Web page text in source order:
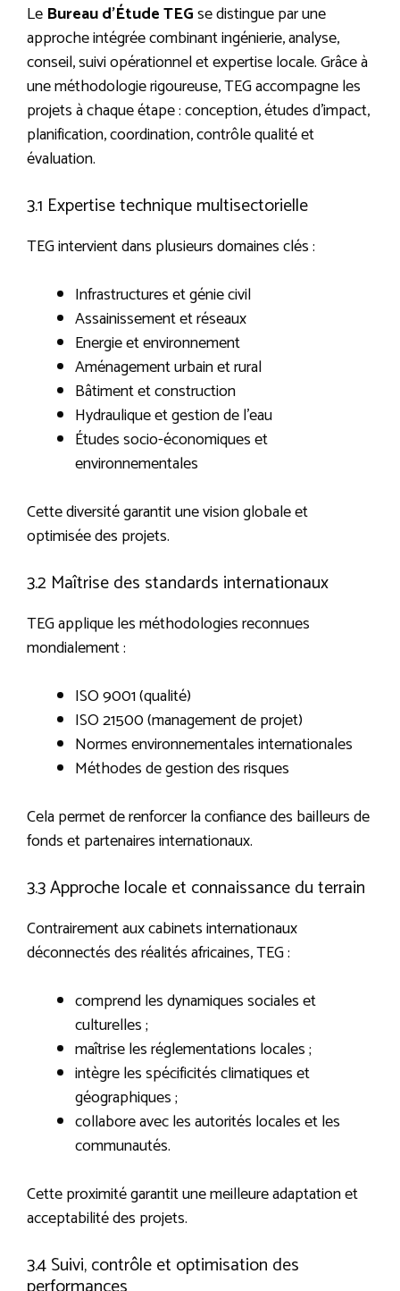
Le Bureau d’Étude TEGse distingue par une
approche intégrée combinant ingénierie, analyse,
conseil, suivi opérationnel et expertise locale. Grâce à
une méthodologie rigoureuse, TEG accompagne les
projets à chaque étape : conception, études d’impact,
planification, coordination, contrôle qualité et
évaluation.
3.1 Expertise technique multisectorielle
TEG intervient dans plusieurs domaines clés :
Infrastructures et génie civil
Assainissement et réseaux
Energie et environnement
Aménagement urbain et rural
Bâtiment et construction
Hydraulique et gestion de l’eau
Études socio-économiques et
environnementales
Cette diversité garantit une vision globale et
optimisée des projets.
3.2 Maîtrise des standards internationaux
TEG applique les méthodologies reconnues
mondialement :
ISO 9001 (qualité)
ISO 21500 (management de projet)
Normes environnementales internationales
Méthodes de gestion des risques
Cela permet de renforcer la confiance des bailleurs de
fonds et partenaires internationaux.
3.3 Approche locale et connaissance du terrain
Contrairement aux cabinets internationaux
déconnectés des réalités africaines, TEG :
comprend les dynamiques sociales et
culturelles ;
maîtrise les réglementations locales ;
intègre les spécificités climatiques et
géographiques ;
collabore avec les autorités locales et les
communautés.
Cette proximité garantit une meilleure adaptation et
acceptabilité des projets.
3.4 Suivi, contrôle et optimisation des